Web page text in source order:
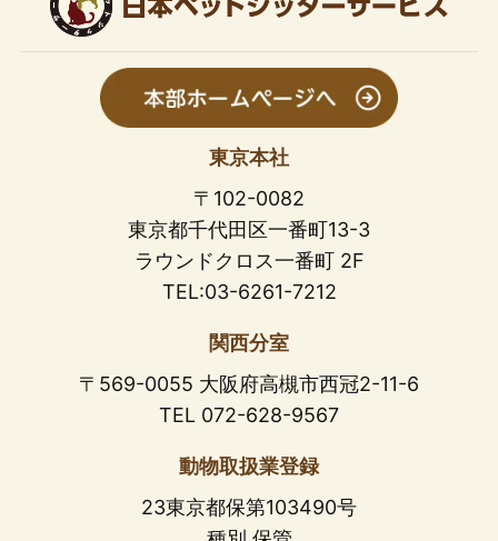
東京本社
〒102-0082
東京都千代田区一番町13-3
ラウンドクロス一番町 2F
TEL:03-6261-7212
関西分室
〒569-0055 大阪府高槻市西冠2-11-6
TEL 072-628-9567
動物取扱業登録
23東京都保第103490号